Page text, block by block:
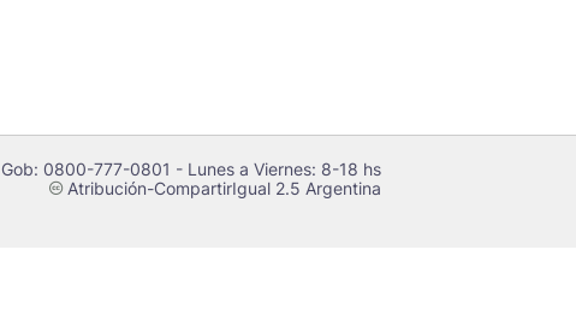
Gob: 0800-777-0801 - Lunes a Viernes: 8-18 hs
cAtribución-CompartirIgual 2.5 Argentina